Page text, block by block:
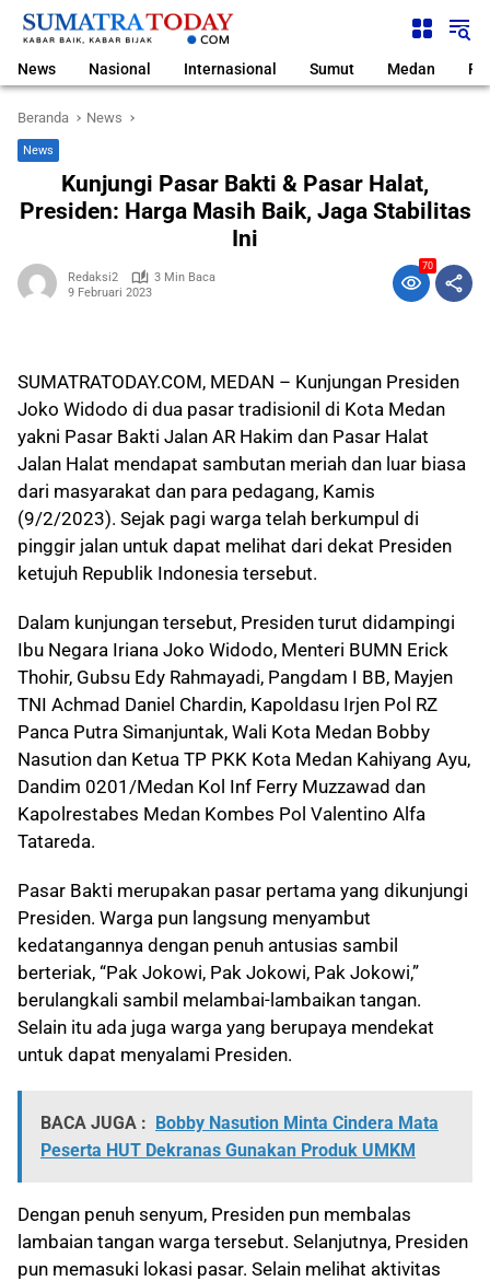
Langsung
News Nasional Internasional Sumut Medan
Beranda News
News
Kunjungi Pasar Bakti & Pasar Halat,
Presiden: Harga Masih Baik, Jaga Stabilitas
Ini
Redaksi2
3 Min Baca
9 Februari 2023
70
SUMATRATODAY.COM, MEDAN – Kunjungan Presiden
Joko Widodo di dua pasar tradisionil di Kota Medan
yakni Pasar Bakti Jalan AR Hakim dan Pasar Halat
Jalan Halat mendapat sambutan meriah dan luar biasa
dari masyarakat dan para pedagang, Kamis
(9/2/2023). Sejak pagi warga telah berkumpul di
pinggir jalan untuk dapat melihat dari dekat Presiden
ketujuh Republik Indonesia tersebut.
Dalam kunjungan tersebut, Presiden turut didampingi
Ibu Negara Iriana Joko Widodo, Menteri BUMN Erick
Thohir, Gubsu Edy Rahmayadi, Pangdam I BB, Mayjen
TNI Achmad Daniel Chardin, Kapoldasu Irjen Pol RZ
Panca Putra Simanjuntak, Wali Kota Medan Bobby
Nasution dan Ketua TP PKK Kota Medan Kahiyang Ayu,
Dandim 0201/Medan Kol Inf Ferry Muzzawad dan
Kapolrestabes Medan Kombes Pol Valentino Alfa
Tatareda.
Pasar Bakti merupakan pasar pertama yang dikunjungi
Presiden. Warga pun langsung menyambut
kedatangannya dengan penuh antusias sambil
berteriak, “Pak Jokowi, Pak Jokowi, Pak Jokowi,”
berulangkali sambil melambai-lambaikan tangan.
Selain itu ada juga warga yang berupaya mendekat
untuk dapat menyalami Presiden.
BACA JUGA : Bobby Nasution Minta Cindera Mata
Peserta HUT Dekranas Gunakan Produk UMKM
Dengan penuh senyum, Presiden pun membalas
lambaian tangan warga tersebut. Selanjutnya, Presiden
pun memasuki lokasi pasar. Selain melihat aktivitas